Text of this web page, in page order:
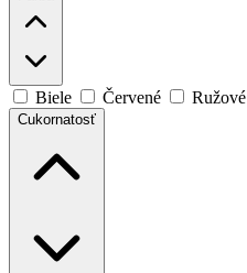
Biele Červené Ružové
Cukornatosť